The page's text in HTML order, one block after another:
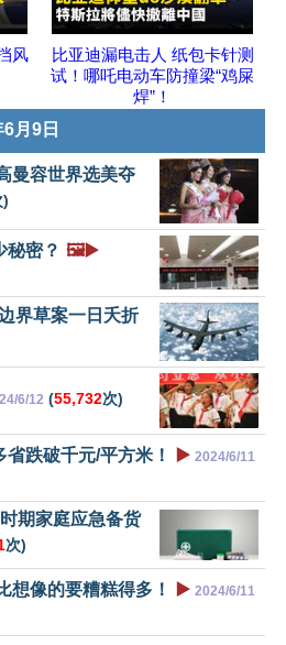
风
比亚迪漏电击人 纸包卡针测
试！哪吒电动车防撞梁“鸡屎
焊”！
月9日
曼容世界选美夺
)
秘密？ 🖼️▶️
界草案一日夭折
6/12 (55,732次)
跌破千元/平方米！ ▶️ 2024/6/11
期家庭应急备货
次)
想像的要糟糕得多！ ▶️ 2024/6/11